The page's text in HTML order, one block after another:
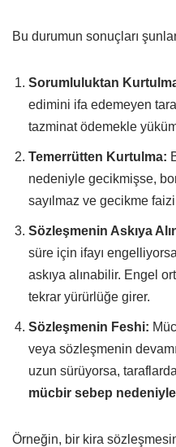
Bu durumun sonuçları
Sorumluluktan
edimini ifa edemeyen
tazminat ödemekle
Temerrütten Kurtulma:
nedeniyle gecikmişse,
sayılmaz ve gecikme
Sözleşmenin Askıya
süre için ifayı
askıya alınabilir. Engel
tekrar yürürlüğe girer.
Sözleşmenin Feshi:
veya sözleşmenin
uzun sürüyorsa,
mücbir sebep nedeniyle
Örneğin, bir kira